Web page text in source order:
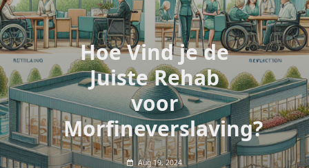
Hoe Vind je de
Juiste Rehab
voor
Morfineverslaving?
Aug 19, 2024